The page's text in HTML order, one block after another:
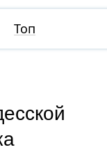
Топ